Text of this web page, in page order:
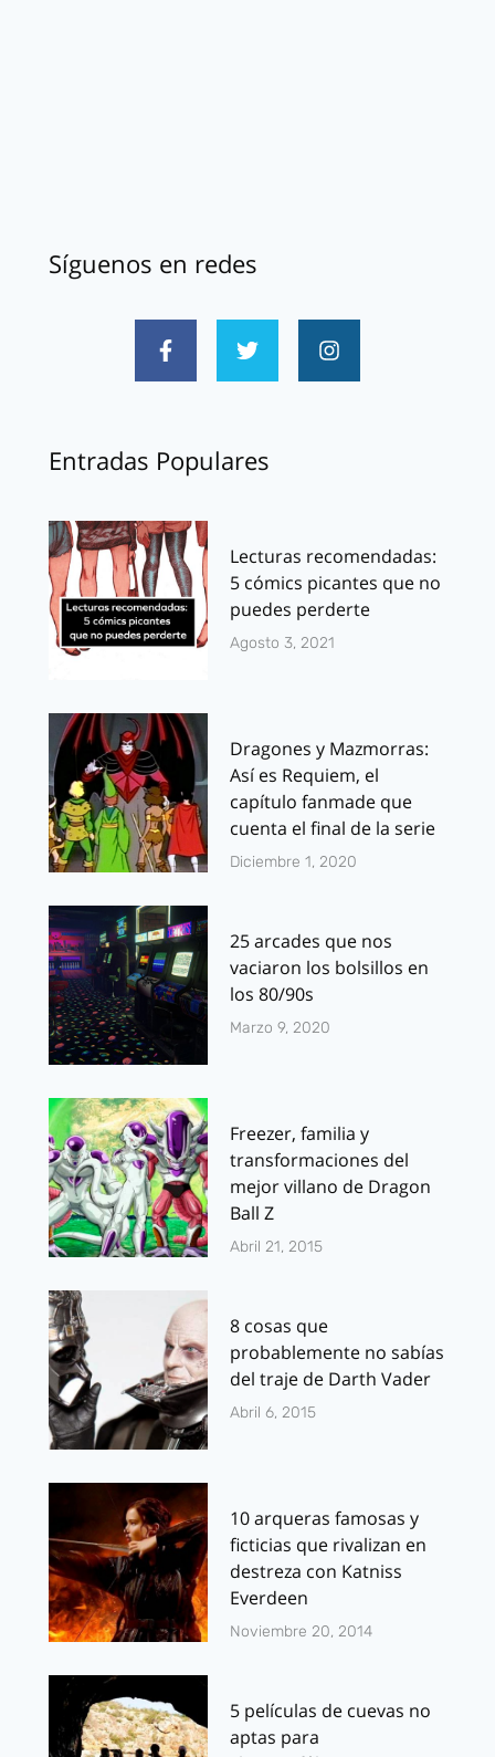
Síguenos en redes
Entradas Populares
Lecturas recomendadas:
5 cómics picantes que no
puedes perderte
Agosto 3, 2021
Dragones y Mazmorras:
Así es Requiem, el
capítulo fanmade que
cuenta el final de la serie
Diciembre 1, 2020
25 arcades que nos
vaciaron los bolsillos en
los 80/90s
Marzo 9, 2020
Freezer, familia y
transformaciones del
mejor villano de Dragon
Ball Z
Abril 21, 2015
8 cosas que
probablemente no sabías
del traje de Darth Vader
Abril 6, 2015
10 arqueras famosas y
ficticias que rivalizan en
destreza con Katniss
Everdeen
Noviembre 20, 2014
5 películas de cuevas no
aptas para